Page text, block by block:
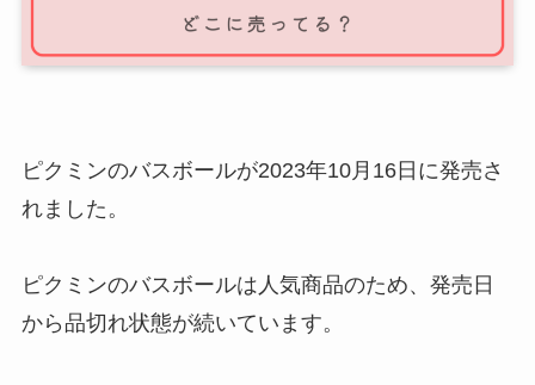
ピクミンのバスボールが2023年10月16日に発売さ
れました。
ピクミンのバスボールは人気商品のため、発売日
から品切れ状態が続いています。